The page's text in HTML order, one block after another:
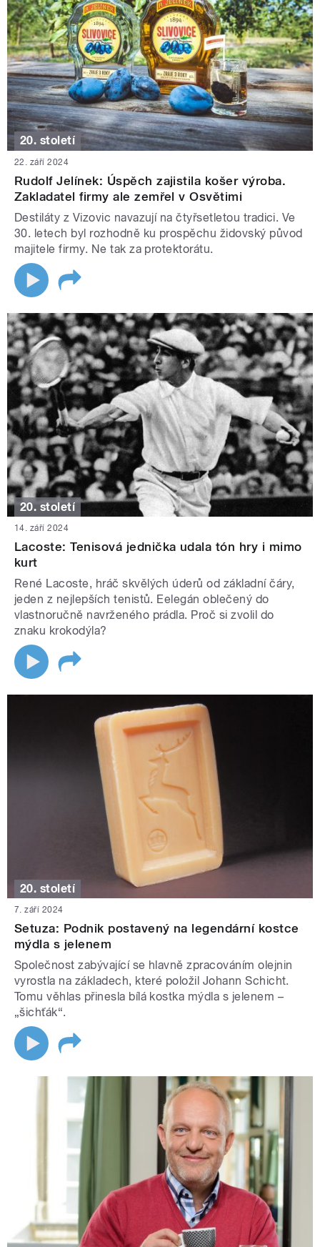
20. století
22. září 2024
Rudolf Jelínek: Úspěch zajistila košer výroba.
Zakladatel firmy ale zemřel v Osvětimi
Destiláty z Vizovic navazují na čtyřsetletou tradici. Ve
30. letech byl rozhodně ku prospěchu židovský původ
majitele firmy. Ne tak za protektorátu.
20. století
14. září 2024
Lacoste: Tenisová jednička udala tón hry i mimo
kurt
René Lacoste, hráč skvělých úderů od základní čáry,
jeden z nejlepších tenistů. Eelegán oblečený do
vlastnoručně navrženého prádla. Proč si zvolil do
znaku krokodýla?
20. století
7. září 2024
Setuza: Podnik postavený na legendární kostce
mýdla s jelenem
Společnost zabývající se hlavně zpracováním olejnin
vyrostla na základech, které položil Johann Schicht.
Tomu věhlas přinesla bílá kostka mýdla s jelenem –
„šichťák“.